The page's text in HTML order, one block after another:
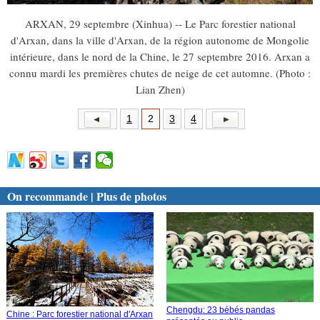
ARXAN, 29 septembre (Xinhua) -- Le Parc forestier national
d'Arxan, dans la ville d'Arxan, de la région autonome de Mongolie
intérieure, dans le nord de la Chine, le 27 septembre 2016. Arxan a
connu mardi les premières chutes de neige de cet automne. (Photo :
Lian Zhen)
1 2 3 4
On recommande | Plus de photos
Chine : Parc forestier national d'Arxan
Chengdu: 23 bébés pandas